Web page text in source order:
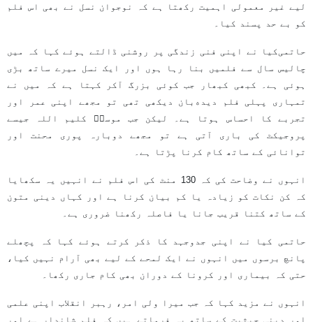
لیے غیر معمولی اہمیت رکھتا ہے کہ نوجوان نسل نے بھی اس فلم
کو بے حد پسند کیا۔
حاتمی‌کیا نے اپنی فنی زندگی پر روشنی ڈالتے ہوئے کہا کہ میں
چالیس سال سے فلمیں بنا رہا ہوں اور ایک نسل میرے ساتھ بڑی
ہوئی ہے۔ کبھی کبھار جب کوئی بزرگ آکر کہتا ہے کہ میں نے
تمہاری پہلی فلم دیده‌بان دیکھی تھی تو مجھے اپنی عمر اور
تجربے کا احساس ہوتا ہے۔ لیکن جب موسیؑ کلیم اللہ جیسے
پروجیکٹ کی باری آتی ہے تو مجھے دوبارہ پوری محنت اور
توانائی کے ساتھ کام کرنا پڑتا ہے۔
انہوں نے وضاحت کی کہ 130 منٹ کی اس فلم نے انہیں یہ سکھایا
کہ کن نکات کو زیادہ یا کم بیان کرنا ہے اور کہاں دینی متون
کے ساتھ کتنا قریب جانا یا فاصلہ رکھنا ضروری ہے۔
حاتمی‌ کیا نے اپنی جدوجہد کا ذکر کرتے ہوئے کہا کہ پچھلے
پانچ برسوں میں انہوں نے ایک لمحے کے لیے بھی آرام نہیں کیا،
حتی کہ بیماری اور کرونا کے دوران بھی کام جاری رکھا۔
انہوں نے مزید کہا کہ جب میرا ولی امر، رہبر انقلاب اپنی علمی
اور دینی حیثیت کے ساتھ یہ فرماتے ہیں کہ فلم شاندار ہے اور